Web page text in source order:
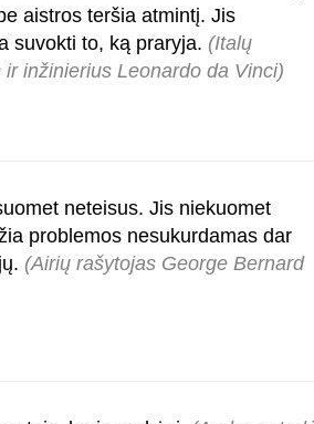
aistros teršia atmintį. Jis
suvokti to, ką praryja. (Italų
ir inžinierius Leonardo da Vinci)
neteisus. Jis niekuomet
problemos nesukurdamas dar
(Airių rašytojas George Bernard